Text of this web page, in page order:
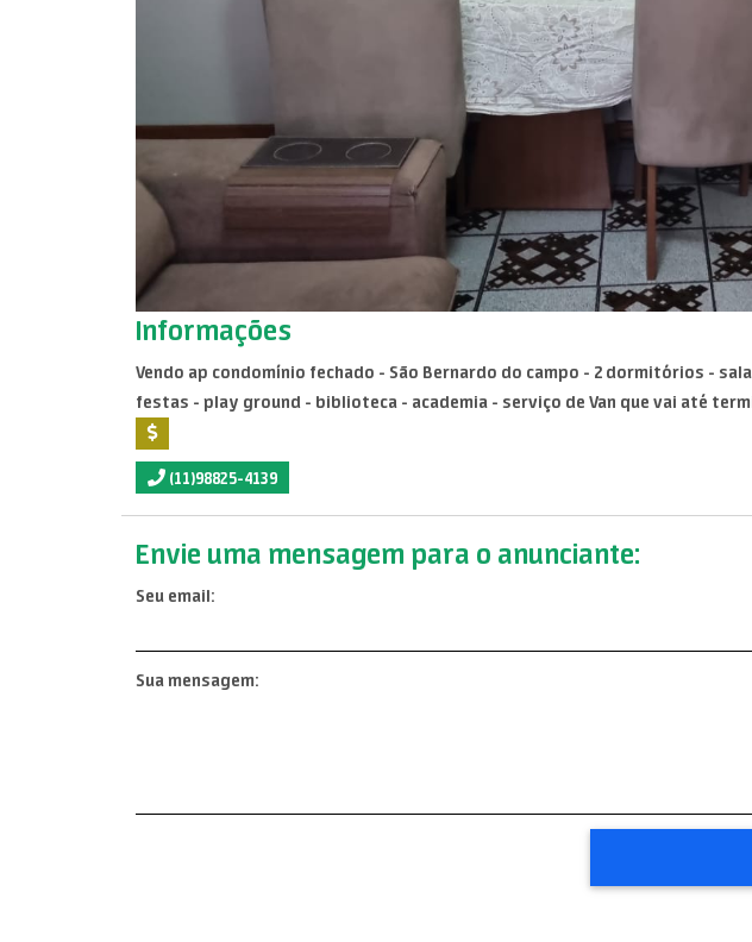
Informações
Vendo ap condomínio fechado - São Bernardo do campo - 2 dormitórios -
festas - play ground - biblioteca - academia - serviço de Van que vai até
(11)98825-4139
Envie uma mensagem para o anunciante:
Seu email:
Sua mensagem: